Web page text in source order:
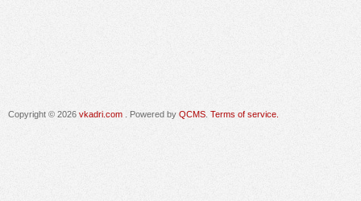
Copyright © 2026 vkadri.com . Powered by QCMS Terms of service.